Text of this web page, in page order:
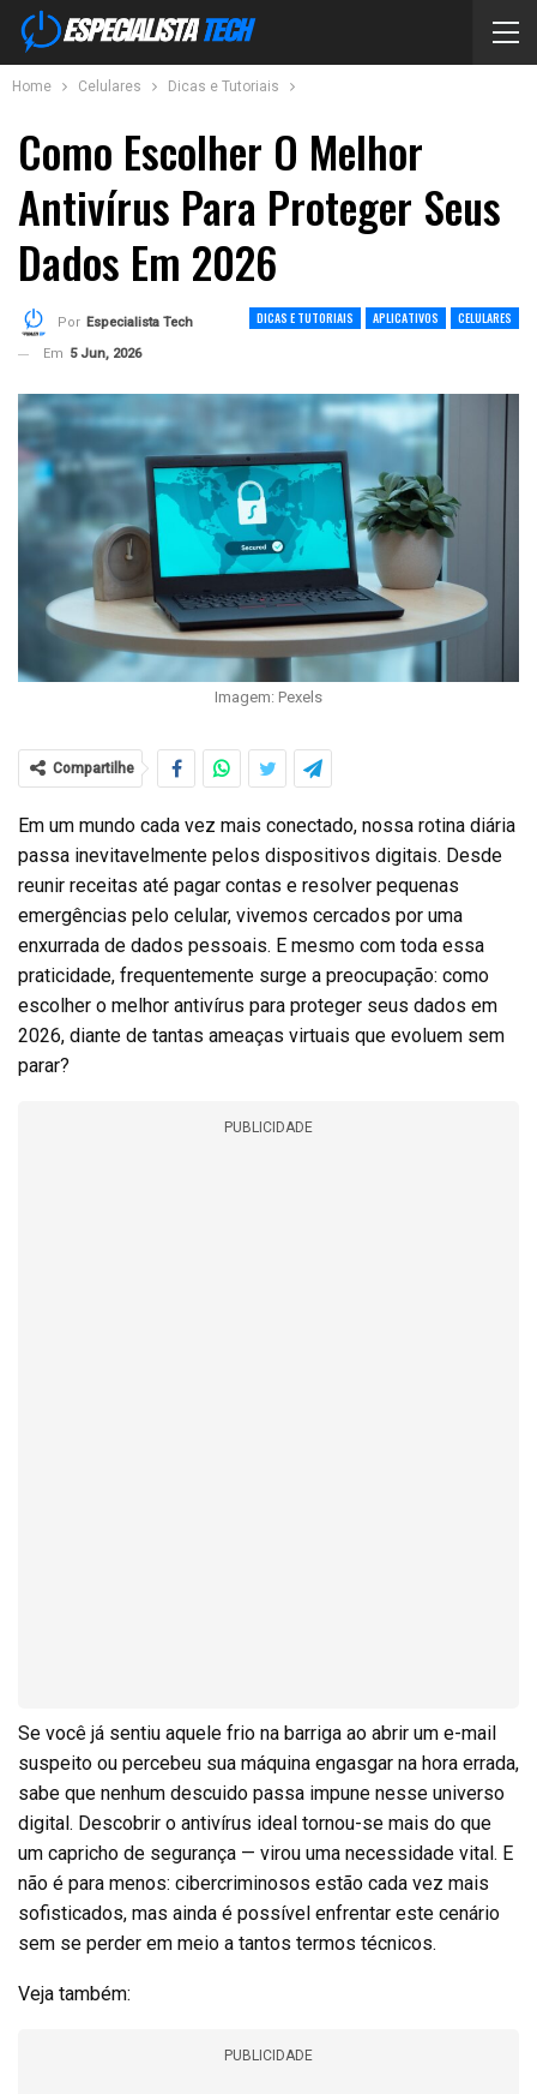
Home Celulares Dicas e Tutoriais
Como Escolher O Melhor
Antivírus Para Proteger Seus
Dados Em 2026
DICAS E TUTORIAIS APLICATIVOS CELULARES
Por Especialista Tech
Em 5 Jun, 2026
Imagem: Pexels
Compartilhe
Em um mundo cada vez mais conectado, nossa rotina diária
passa inevitavelmente pelos dispositivos digitais. Desde
reunir receitas até pagar contas e resolver pequenas
emergências pelo celular, vivemos cercados por uma
enxurrada de dados pessoais. E mesmo com toda essa
praticidade, frequentemente surge a preocupação: como
escolher o melhor antivírus para proteger seus dados em
2026, diante de tantas ameaças virtuais que evoluem sem
parar?
PUBLICIDADE
Se você já sentiu aquele frio na barriga ao abrir um e-mail
suspeito ou percebeu sua máquina engasgar na hora errada,
sabe que nenhum descuido passa impune nesse universo
digital. Descobrir o antivírus ideal tornou-se mais do que
um capricho de segurança — virou uma necessidade vital. E
não é para menos: cibercriminosos estão cada vez mais
sofisticados, mas ainda é possível enfrentar este cenário
sem se perder em meio a tantos termos técnicos.
Veja também:
PUBLICIDADE